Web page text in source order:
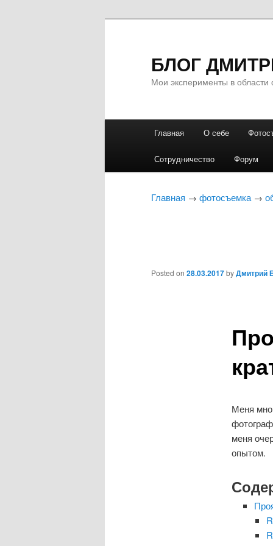
БЛОГ
Мои эксперименты в области
Перейти
к
основному
Перейти
к
дополнительному
Главная О себе
Сотрудничество Форум
Главная → фотосъемка→
Posted on 28.03.2017byДмитрий
Меня
меня
опытом.